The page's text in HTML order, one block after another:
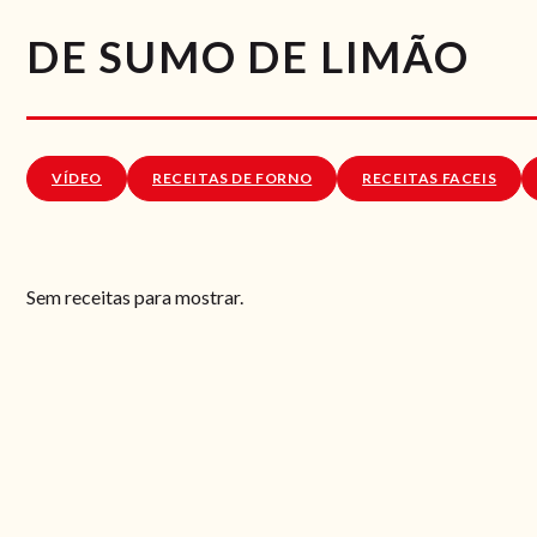
DE SUMO DE LIMÃO
VÍDEO RECEITAS DE FORNO RECEITAS FACEIS
Sem receitas para mostrar.